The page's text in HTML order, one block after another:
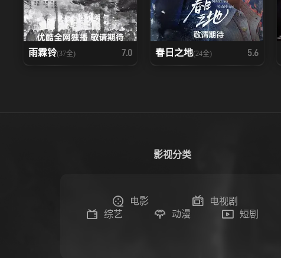
雨霖铃(37全) 7.0 春日之地(24全) 5.6
影视分类
电影
电视剧
综艺
动漫 短剧